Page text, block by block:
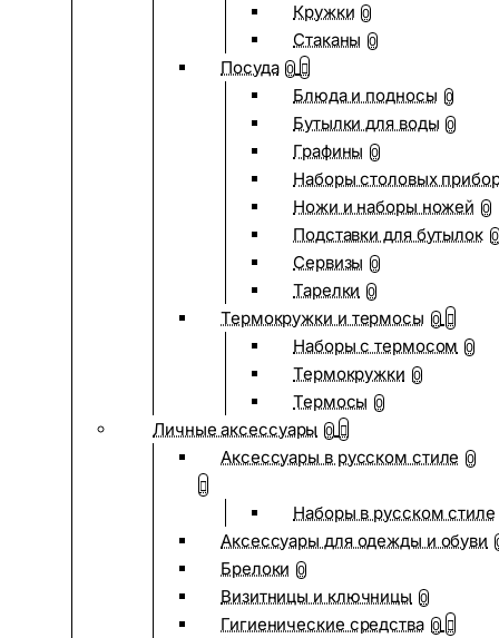
Кружки 0
Стаканы 0
Посуда 0
Блюда и подносы 0
Бутылки для воды 0
Графины 0
Наборы столовых
Ножи и наборы ножей 0
Подставки для бутылок 0
Сервизы 0
Тарелки 0
Термокружки и термосы 0
Наборы с термосом 0
Термокружки 0
Термосы 0
Личные аксессуары 0
Аксессуары в русском стиле 0
Наборы в русском стиле
Аксессуары для одежды и обуви
Брелоки 0
Визитницы и ключницы 0
Гигиенические средства 0